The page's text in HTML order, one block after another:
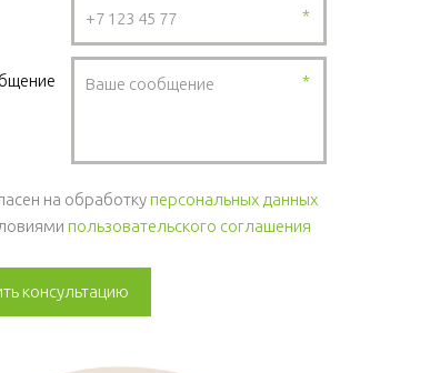
*
*
на обработкуперсональных данных
пользовательского соглашения
консультацию